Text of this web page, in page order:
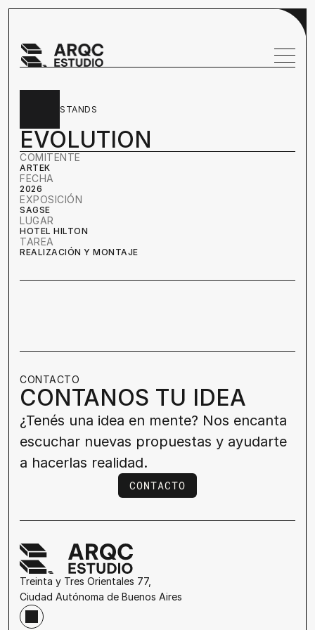
STANDS
EVOLUTION
COMITENTE
ARTEK
FECHA
2026
EXPOSICIÓN
SAGSE
LUGAR
HOTEL HILTON
TAREA
REALIZACIÓN Y MONTAJE
CONTACTO
CONTANOS TU IDEA
¿Tenés una idea en mente? Nos encanta
escuchar nuevas propuestas y ayudarte
a hacerlas realidad.
CONTACTO
CONTACTO
Treinta y Tres Orientales 77,
Ciudad Autónoma de Buenos Aires